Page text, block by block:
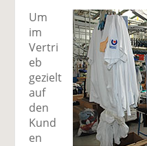
Um
im
Vertri
eb
gezielt
auf
den
Kund
en